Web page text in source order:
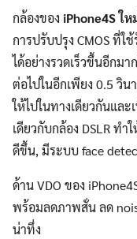
กล้องของ iPhone4S ใ
การปรับปรุง CMOS ที่ใ
ได้อย่างรวดเร็วขึ้นอีกม
ต่อไปในอีกเพียง 0.5 วิ
ให้ไปในทางเดียวกันแล
เดียวกับกล้อง DSLR ท
ดีขึ้น, มีระบบ face
ด้าน VDO ของ
พร้อมลดภาพสั่น ลด
น่าทึ่ง